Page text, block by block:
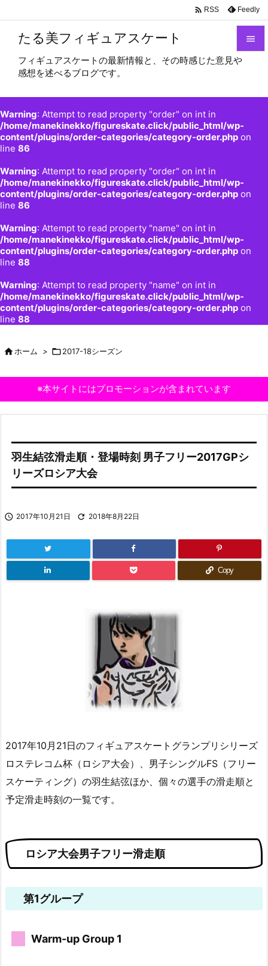
たる美フィギュアスケート
フィギュアスケートの最新情報と、その時感じた意見や
感想を述べるブログです。
Warning: Attempt to read property "order" on int in
/home/manekinekko/figureskate.click/public_html/wp-
content/plugins/order-categories/category-order.php on
line 86
Warning: Attempt to read property "order" on int in
/home/manekinekko/figureskate.click/public_html/wp-
content/plugins/order-categories/category-order.php on
line 86
Warning: Attempt to read property "name" on int in
/home/manekinekko/figureskate.click/public_html/wp-
content/plugins/order-categories/category-order.php on
line 88
Warning: Attempt to read property "name" on int in
/home/manekinekko/figureskate.click/public_html/wp-
content/plugins/order-categories/category-order.php on
line 88


前へ

 RSS Feedly
ホーム > 2017-18シーズン
※本サイトにはプロモーションが含まれています
羽生結弦滑走順・登場時刻 男子フリー2017GPシ
リーズロシア大会
 2017年10月21日  2018年8月22日
Copy
2017年10月21日のフィギュアスケートグランプリシリーズ
ロステレコム杯（ロシア大会）、男子シングルFS（フリー
スケーティング）の羽生結弦ほか、個々の選手の滑走順と
予定滑走時刻の一覧です。
ロシア大会男子フリー滑走順
第1グループ
Warm-up Group 1